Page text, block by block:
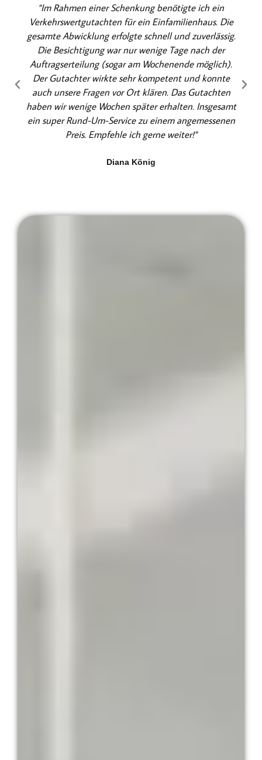
e
r
t
e
t
m
i
t
5
v
n
"Im Rahmen einer Schenkung benötigte ich ein
Verkehrswertgutachten für ein Einfamilienhaus. Die
gesamte Abwicklung erfolgte schnell und zuverlässig.
Die Besichtigung war nur wenige Tage nach der
Auftragserteilung (sogar am Wochenende möglich).
Der Gutachter wirkte sehr kompetent und konnte
auch unsere Fragen vor Ort klären. Das Gutachten
haben wir wenige Wochen später erhalten. Insgesamt
ein super Rund-Um-Service zu einem angemessenen
Preis. Empfehle ich gerne weiter!"
Diana König